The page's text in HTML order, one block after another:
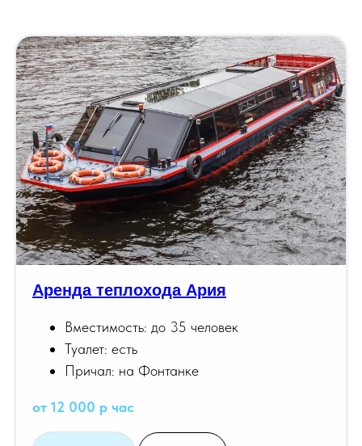
Аренда теплохода Ария
Вместимость: до 35 человек
Туалет: есть
Причал: на Фонтанке
от 12 000 р час